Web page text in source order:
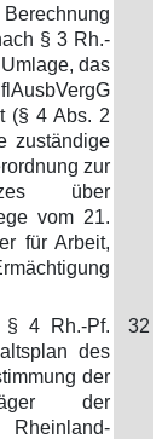
§ 3 Rh.-
das
(§ 4 Abs. 2
zuständige
zur
über
vom 21.
für Arbeit,
§ 4 Rh.-Pf.
des
der
der
Rheinland-
32